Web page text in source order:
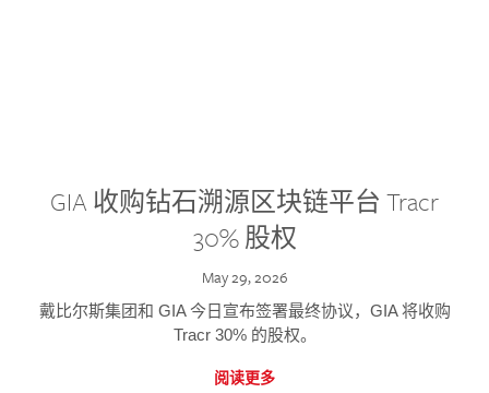
GIA 收购钻石溯源区块链平台 Tracr
30% 股权
May 29, 2026
戴比尔斯集团和 GIA 今日宣布签署最终协议，GIA 将收购
Tracr 30% 的股权。
阅读更多